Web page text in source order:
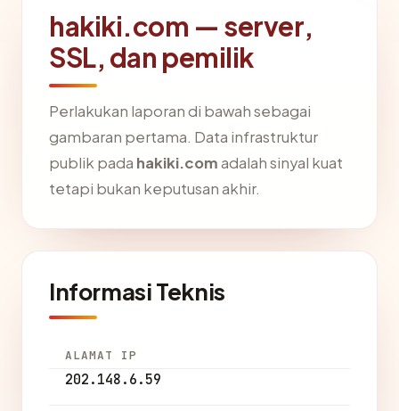
hakiki.com — server,
SSL, dan pemilik
Perlakukan laporan di bawah sebagai
gambaran pertama. Data infrastruktur
publik pada hakiki.comadalah sinyal kuat
tetapi bukan keputusan akhir.
Informasi Teknis
ALAMAT IP
202.148.6.59